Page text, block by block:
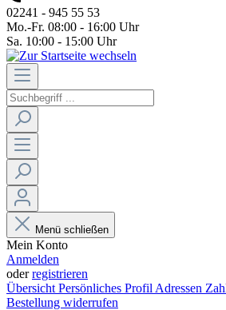
02241 - 945 55 53
Mo.-Fr. 08:00 - 16:00 Uhr
Sa. 10:00 - 15:00 Uhr
Menü schließen
Mein Konto
Anmelden
oderregistrieren
Übersicht Persönliches Profil Adressen
Bestellung widerrufen